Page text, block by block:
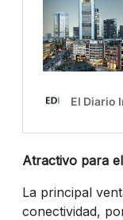
Atractivo para
La principal
conectividad,